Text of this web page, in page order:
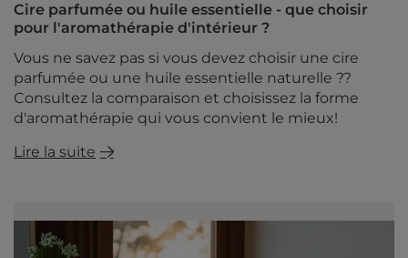
Cire parfumée ou huile essentielle - que choisir
pour l'aromathérapie d'intérieur ?
Vous ne savez pas si vous devez choisir une cire
parfumée ou une huile essentielle naturelle ??
Consultez la comparaison et choisissez la forme
d'aromathérapie qui vous convient le mieux!
Lire la suite